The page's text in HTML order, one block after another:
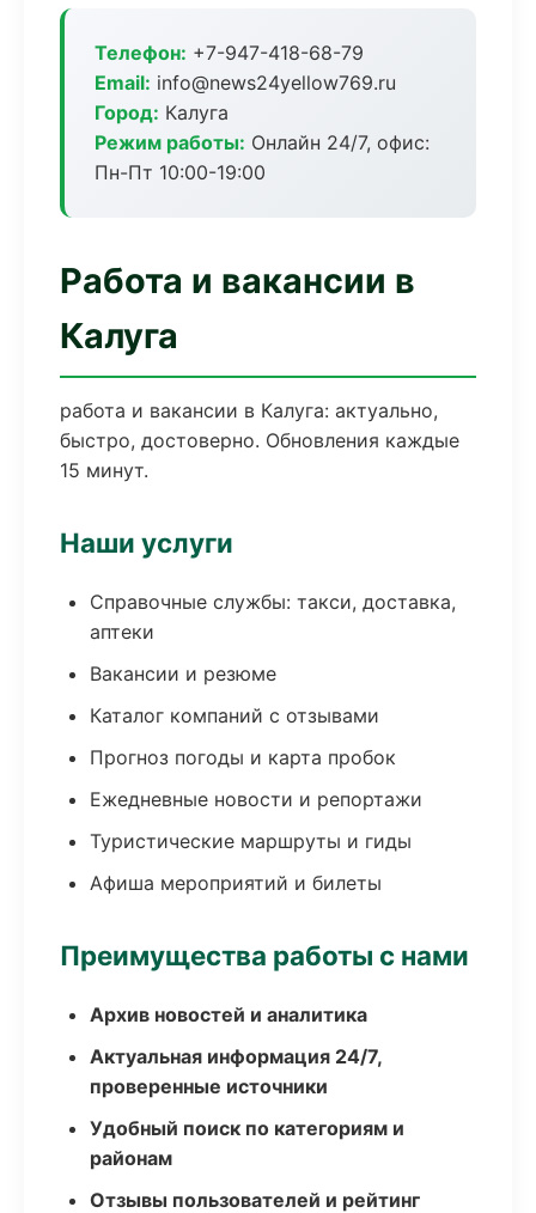
Телефон: +7-947-418-68-79
Email: info@news24yellow769.ru
Город: Калуга
Режим работы: Онлайн 24/7, офис:
Пн-Пт 10:00-19:00
Работа и вакансии в
Калуга
работа и вакансии в Калуга: актуально,
быстро, достоверно. Обновления каждые
15 минут.
Наши услуги
Справочные службы: такси, доставка,
аптеки
Вакансии и резюме
Каталог компаний с отзывами
Прогноз погоды и карта пробок
Ежедневные новости и репортажи
Туристические маршруты и гиды
Афиша мероприятий и билеты
Преимущества работы с нами
Архив новостей и аналитика
Актуальная информация 24/7,
проверенные источники
Удобный поиск по категориям и
районам
Отзывы пользователей и рейтинг